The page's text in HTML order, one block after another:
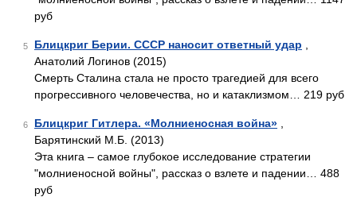
руб
5 Блицкриг Берии. СССР наносит ответный удар
Анатолий Логинов (2015)
Смерть Сталина стала не просто трагедией для всего
прогрессивного человечества, но и катаклизмом… 219 руб
6 Блицкриг Гитлера. «Молниеносная война»
Барятинский М.Б. (2013)
Эта книга – самое глубокое исследование стратегии
"молниеносной войны", рассказ о взлете и падении… 488
руб